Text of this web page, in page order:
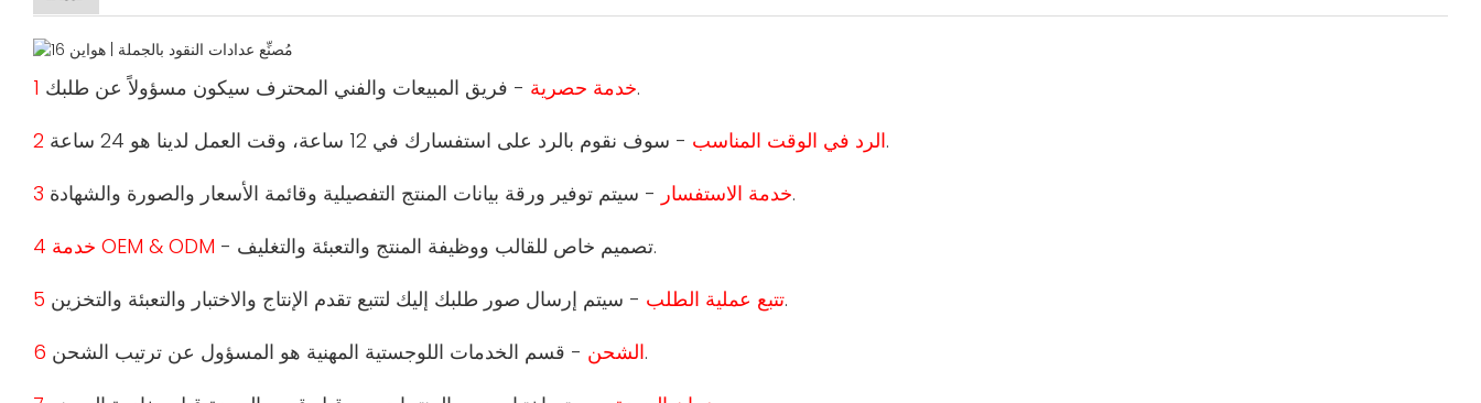
1 خدمة حصرية- فريق المبيعات والفني المحترف سيكون مسؤولاً عن طلبك.
2 الرد في الوقت المناسب- سوف نقوم بالرد على استفسارك في 12 ساعة، وقت العمل لدينا هو 24 ساعة.
3 خدمة الاستفسار- سيتم توفير ورقة بيانات المنتج التفصيلية وقائمة الأسعار والصورة والشهادة.
4 خدمة OEM & ODM
- تصميم خاص للقالب ووظيفة المنتج والتعبئة والتغليف.
5 تتبع عملية الطلب- سيتم إرسال صور طلبك إليك لتتبع تقدم الإنتاج والاختبار والتعبئة والتخزين.
6 الشحن- قسم الخدمات اللوجستية المهنية هو المسؤول عن ترتيب الشحن.